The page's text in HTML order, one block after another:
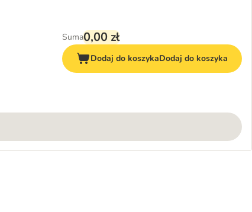
Suma0,00 zł
Dodaj do koszykaDodaj do koszyka